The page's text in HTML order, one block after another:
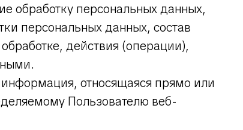
обработку персональных данных,
персональных данных, состав
действия (операции),
относящаяся прямо или
Пользователю веб-